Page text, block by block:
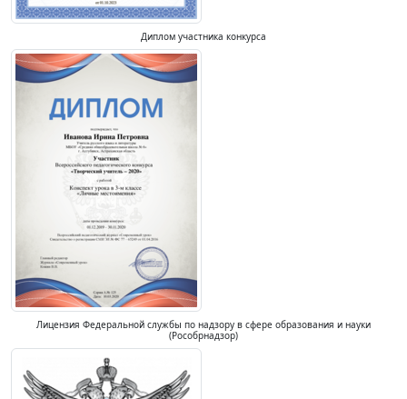
Диплом участника конкурса
Лицензия Федеральной службы по надзору в сфере образования и науки
(Рособрнадзор)